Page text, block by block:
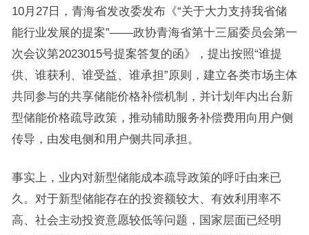
10月27日，青海省发改委发布《“关于大力支持我省储
能行业发展的提案”——政协青海省第十三届委员会第一
次会议第2023015号提案答复的函》，提出按照“谁提
供、谁获利、谁受益、谁承担”原则，建立各类市场主体
共同参与的共享储能价格补偿机制，并计划年内出台新
型储能价格疏导政策，推动辅助服务补偿费用向用户侧
传导，由发电侧和用户侧共同承担。
事实上，业内对新型储能成本疏导政策的呼吁由来已
久。对于新型储能存在的投资额较大、有效利用率不
高、社会主动投资意愿较低等问题，国家层面已经明